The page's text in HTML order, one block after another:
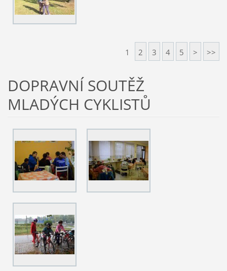
1 2 3 4 5 > >>
DOPRAVNÍ SOUTĚŽ
MLADÝCH CYKLISTŮ